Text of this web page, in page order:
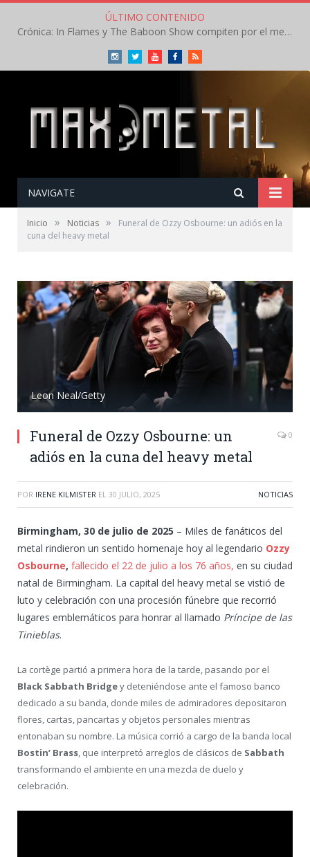
ÚLTIMO CONTENIDO
Crónica: In Flames y The Baboon Show compiten por el mejor concierto del día en el Leyendas del Rock – Viernes – Agosto 2026
InstagramTwitterYoutubeFacebookRSS
NAVIGATE
Inicio » Noticias »
Funeral de Ozzy Osbourne: un adiós en la
cuna del heavy metal
Leon Neal/Getty
Funeral de Ozzy Osbourne: un
adiós en la cuna del heavy metal
0
POR IRENE KILMISTER EL 30 JULIO, 2025 NOTICIAS
Birmingham, 30 de julio de 2025 – Miles de fanáticos del
metal rindieron un sentido homenaje hoy al legendario Ozzy
Osbourne, fallecido el 22 de julio a los 76 años, en su ciudad
natal de Birmingham. La capital del heavy metal se vistió de
luto y celebración con una procesión fúnebre que recorrió
lugares emblemáticos para honrar al llamado Príncipe de las
Tinieblas.
La cortège partió a primera hora de la tarde, pasando por el
Black Sabbath Bridgey deteniéndose ante el famoso banco
dedicado a su banda, donde miles de admiradores depositaron
flores, cartas, pancartas y objetos personales mientras
entonaban su nombre. La música corrió a cargo de la banda local
Bostin’ Brass, que interpretó arreglos de clásicos de Sabbath
transformando el ambiente en una mezcla de duelo y
celebración.